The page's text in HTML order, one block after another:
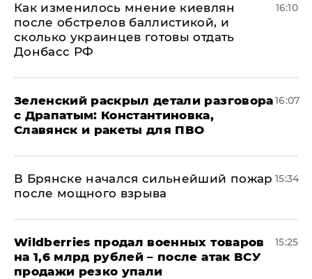
Как изменилось мнение киевлян
после обстрелов баллистикой, и
сколько украинцев готовы отдать
Донбасс РФ
16:10
​Зеленский раскрыл детали разговора
с Драпатым: Константиновка,
Славянск и ракеты для ПВО
16:07
В Брянске начался сильнейший пожар
после мощного взрыва
15:34
​Wildberries продал военных товаров
на 1,6 млрд рублей – после атак ВСУ
продажи резко упали
15:25